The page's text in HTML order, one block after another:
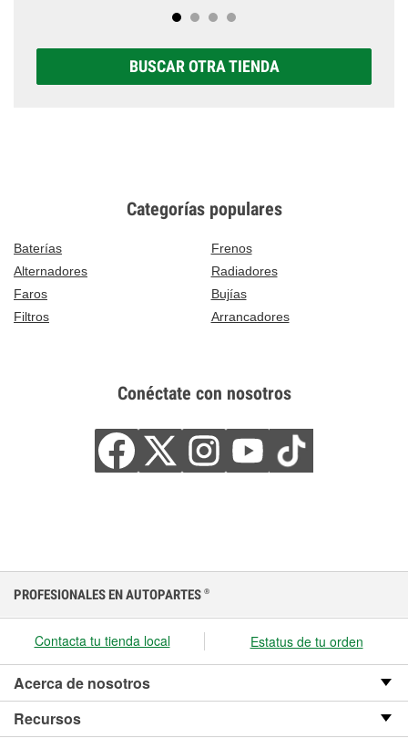
BUSCAR OTRA TIENDA
Categorías populares
Baterías
Frenos
Alternadores
Radiadores
Faros
Bujías
Filtros
Arrancadores
Conéctate con nosotros
PROFESIONALES EN AUTOPARTES ®
Contacta tu tienda local Estatus de tu orden
Acerca de nosotros
Recursos